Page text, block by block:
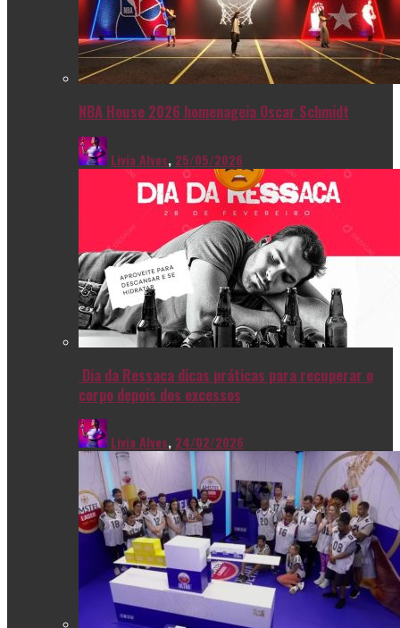
NBA House 2026 homenageia Oscar Schmidt
Livia Alves, 25/05/2026
Dia da Ressaca dicas práticas para recuperar o
corpo depois dos excessos
Livia Alves, 24/02/2026